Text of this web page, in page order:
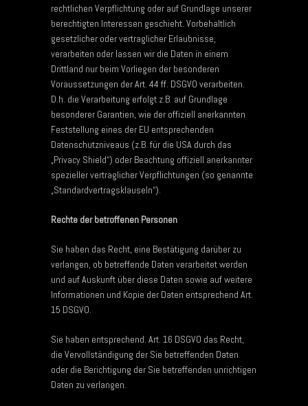
rechtlichen Verpflichtung oder auf Grundlage unserer
berechtigten Interessen geschieht. Vorbehaltlich
gesetzlicher oder vertraglicher Erlaubnisse,
verarbeiten oder lassen wir die Daten in einem
Drittland nur beim Vorliegen der besonderen
Voraussetzungen der Art. 44 ff. DSGVO verarbeiten.
D.h. die Verarbeitung erfolgt z.B. auf Grundlage
besonderer Garantien, wie der offiziell anerkannten
Feststellung eines der EU entsprechenden
Datenschutzniveaus (z.B. für die USA durch das
„Privacy Shield“) oder Beachtung offiziell anerkannter
spezieller vertraglicher Verpflichtungen (so genannte
„Standardvertragsklauseln“).
Rechte der betroffenen Personen
Sie haben das Recht, eine Bestätigung darüber zu
verlangen, ob betreffende Daten verarbeitet werden
und auf Auskunft über diese Daten sowie auf weitere
Informationen und Kopie der Daten entsprechend Art.
15 DSGVO.
Sie haben entsprechend. Art. 16 DSGVO das Recht,
die Vervollständigung der Sie betreffenden Daten
oder die Berichtigung der Sie betreffenden unrichtigen
Daten zu verlangen.